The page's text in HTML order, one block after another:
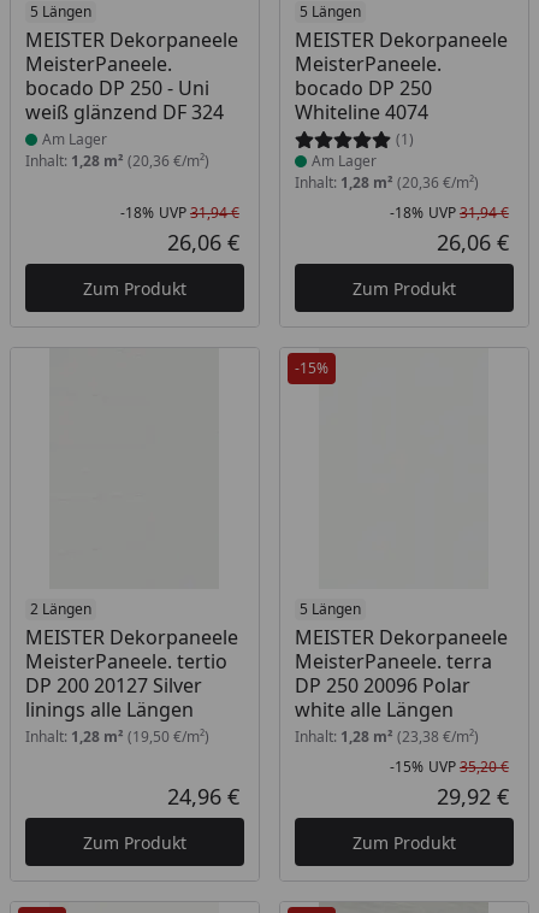
5 Längen
MEISTER Dekorpaneele
MeisterPaneele.
bocado DP 250 - Uni
weiß glänzend DF 324
Produkt am Lager
Am Lager
Inhalt: 1,28 m² (20,36 €/m²)
Rabatt in Prozent
-18%
Ursprünglicher Preis
UVP31,94 €
Aktueller Preis
26,06 €
Zum Produkt
5 Längen
MEISTER Dekorpaneele
MeisterPaneele.
bocado DP 250
Whiteline 4074
(1)
Produkt am Lager
Am Lager
Inhalt: 1,28 m² (20,36 €/m²)
-18% UVP31,94 €
26,06 €
Zum Produkt
2 Längen
MEISTER Dekorpaneele
MeisterPaneele. tertio
DP 200 20127 Silver
linings alle Längen
Inhalt: 1,28 m² (19,50 €/m²)
Aktueller Preis
24,96 €
Zum Produkt
-15%
5 Längen
MEISTER Dekorpaneele
MeisterPaneele. terra
DP 250 20096 Polar
white alle Längen
Inhalt: 1,28 m² (23,38 €/m²)
-15% UVP35,20 €
29,92 €
Zum Produkt